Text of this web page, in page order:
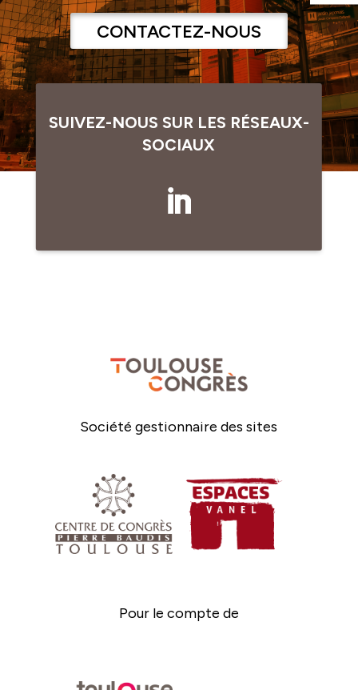
CONTACTEZ-NOUS
SUIVEZ-NOUS SUR LES RÉSEAUX-
SOCIAUX
Société gestionnaire des sites
Pour le compte de